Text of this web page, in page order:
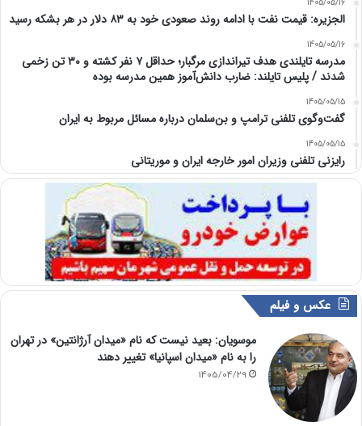
1405/05/16
الجزیره: قیمت نفت با ادامه روند صعودی خود به ۸۳ دلار در هر بشکه رسید
1405/05/16
مدرسه تایلندی هدف تیراندازی مرگبار؛ حداقل ۷ نفر کشته و ۳۰ تن زخمی
شدند / پلیس تایلند: ضارب دانش‌آموز همین مدرسه بوده
1405/05/15
گفت‌وگوی تلفنی ترامپ و بن‌سلمان درباره مسائل مربوط به ایران
1405/05/15
رایزنی تلفنی وزیران امور خارجه ایران و موریتانی
عکس و فیلم
موسویان: بعید نیست که نام «میدان آرژانتین» در تهران
را به نام «میدان اسپانیا» تغییر دهند
1405/04/29